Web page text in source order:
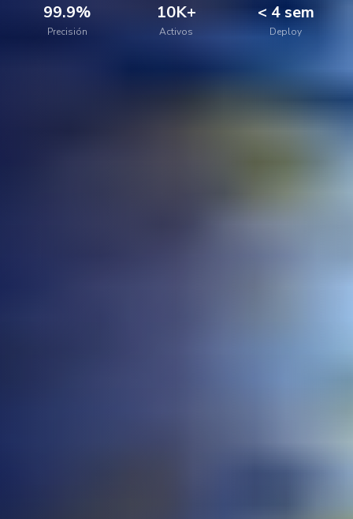
99.9%
Precisión
10K+
Activos
< 4 sem
Deploy